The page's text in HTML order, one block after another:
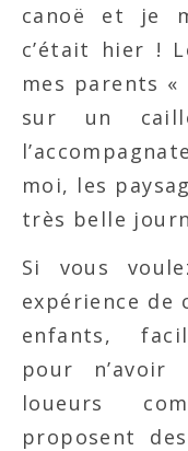
canoë et je
c’était hier !
mes parents «
sur un
moi, les
très belle
Si vous
expérience de
enfants,
pour
loueurs
proposent des